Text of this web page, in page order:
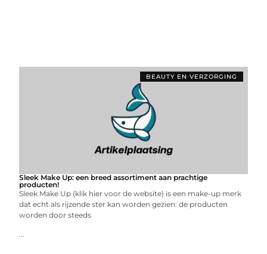
BEAUTY EN VERZORGING
Sleek Make Up: een breed assortiment aan prachtige
producten!
Sleek Make Up (klik hier voor de website) is een make-up merk
dat echt als rijzende ster kan worden gezien: de producten
worden door steeds
...